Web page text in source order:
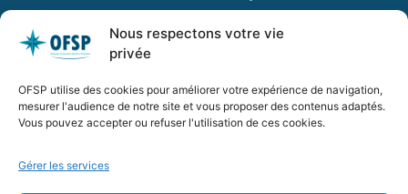
Nous respectons votre vie
privée
OFSP utilise des cookies pour améliorer votre expérience de navigation,
mesurer l'audience de notre site et vous proposer des contenus adaptés.
Vous pouvez accepter ou refuser l'utilisation de ces cookies.
Gérer les services
Formation - Gestes et postures
Formation Gestes et Postures - Prévention des TMS
PLAQUETTE DE PRÉSENTATION OFSP